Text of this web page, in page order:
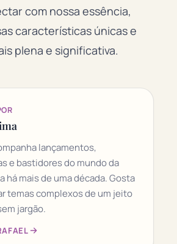
com nossa essência,
características únicas e
plena e significativa.
lançamentos,
e bastidores do mundo da
há mais de uma década. Gosta
temas complexos de um jeito
jargão.